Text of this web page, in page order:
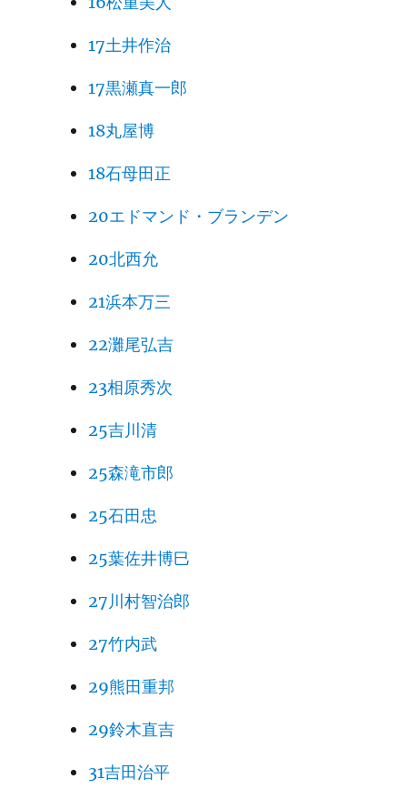
17土井作治
17黒瀬真一郎
18丸屋博
18石母田正
20エドマンド・ブランデン
20北西允
21浜本万三
22灘尾弘吉
23相原秀次
25吉川清
25森滝市郎
25石田忠
25葉佐井博巳
27川村智治郎
27竹内武
29熊田重邦
29鈴木直吉
31吉田治平